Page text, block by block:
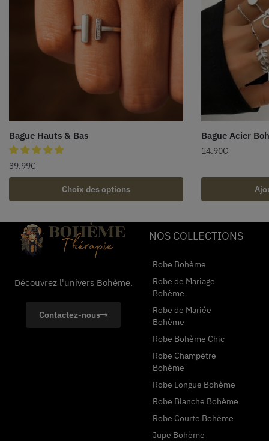
Bague Hauts & Bas
39.99€
Choix des options
Bague Acier
14.90€
Découvrez l'univers Bohème.
Contactez-nous
NOS COLLECTIONS
Robe Bohème
Robe de Mariage
Bohème
Robe de Mariée
Bohème
Robe Bohème Chic
Robe Champêtre
Bohème
Robe Longue Bohème
Robe Blanche Bohème
Robe Courte Bohème
Jupe Bohème